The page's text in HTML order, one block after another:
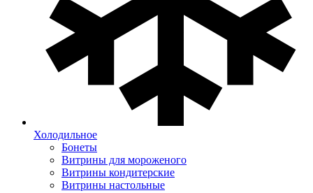
Холодильное
Бонеты
Витрины для мороженого
Витрины кондитерские
Витрины настольные